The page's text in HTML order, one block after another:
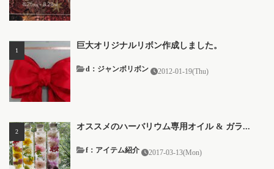
巨大オリジナルリボン作成しました。
2012-01-19(Thu)
d：ジャンボリボン
オススメのハーバリウム専用オイル & ガラ...
2017-03-13(Mon)
f：アイテム紹介